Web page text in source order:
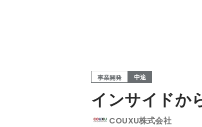
事業開発 中途
インサイドか
COUXU株式会社